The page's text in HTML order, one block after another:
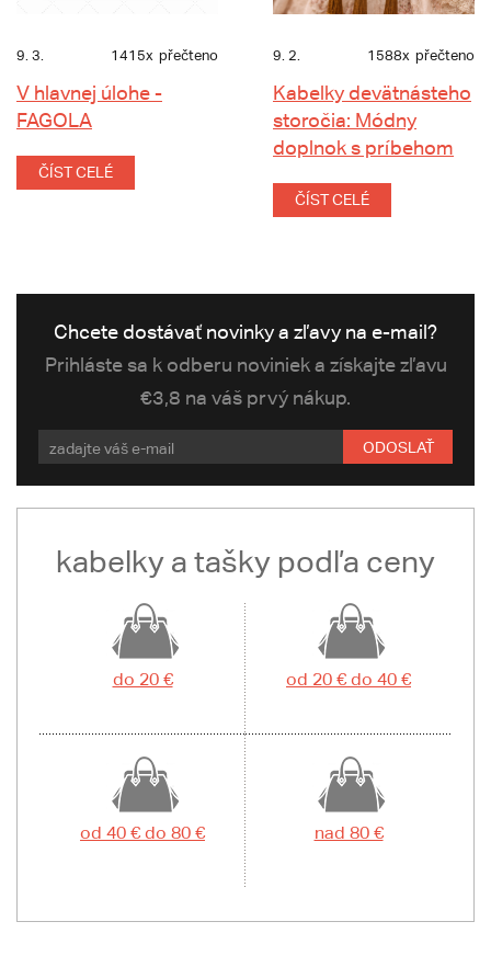
9. 3. 1415x přečteno
V hlavnej úlohe -
FAGOLA
ČÍST CELÉ
9. 2. 1588x přečteno
Kabelky devätnásteho
storočia: Módny
doplnok s príbehom
ČÍST CELÉ
Chcete dostávať novinky a zľavy na e-mail?
Prihláste sa k odberu noviniek a získajte zľavu
€3,8 na váš prvý nákup.
ODOSLAŤ
kabelky a tašky podľa ceny
do 20 € od 20 € do 40 €
od 40 € do 80 € nad 80 €